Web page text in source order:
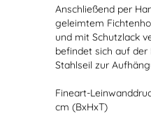
Anschließend per
geleimtem
und mit Schutzlack
befindet sich auf der
Stahlseil zur
Fineart-
cm (BxHxT)